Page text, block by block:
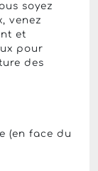
soyez
venez
et
pour
des
(en face du